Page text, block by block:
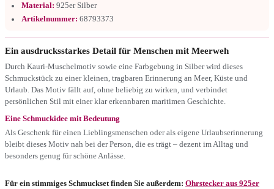
Material: 925er Silber
Artikelnummer: 68793373
Ein ausdrucksstarkes Detail für Menschen mit Meerweh
Durch Kauri-Muschelmotiv sowie eine Farbgebung in Silber wird dieses
Schmuckstück zu einer kleinen, tragbaren Erinnerung an Meer, Küste und
Urlaub. Das Motiv fällt auf, ohne beliebig zu wirken, und verbindet
persönlichen Stil mit einer klar erkennbaren maritimen Geschichte.
Eine Schmuckidee mit Bedeutung
Als Geschenk für einen Lieblingsmenschen oder als eigene Urlaubserinnerung
bleibt dieses Motiv nah bei der Person, die es trägt – dezent im Alltag und
besonders genug für schöne Anlässe.
Für ein stimmiges Schmuckset finden Sie außerdem: Ohrstecker aus 925er